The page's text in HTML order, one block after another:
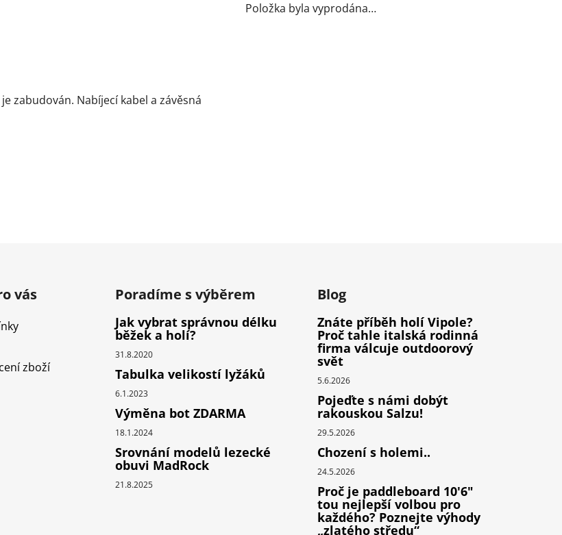
zabudován. Nabíjecí kabel a závěsná
Položka byla vyprodána…
vás
zboží
Poradíme s výběrem
Jak vybrat správnou délku
běžek a holí?
31.8.2020
Tabulka velikostí lyžáků
6.1.2023
Výměna bot ZDARMA
18.1.2024
Srovnání modelů lezecké
obuvi MadRock
21.8.2025
Blog
Znáte příběh holí Vipole?
Proč tahle italská rodinná
firma válcuje outdoorový
svět
5.6.2026
Pojeďte s námi dobýt
rakouskou Salzu!
29.5.2026
Chození s holemi..
24.5.2026
Proč je paddleboard 10'6"
tou nejlepší volbou pro
každého? Poznejte výhody
„zlatého středu“